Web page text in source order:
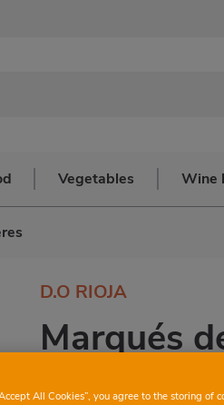
Vegetables Wine
D.O RIOJA
Marqués
All Cookies”, you agree to the storing of